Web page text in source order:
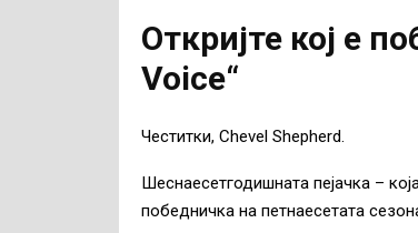
Откријте кој е
Voice“
Честитки, Chevel Shepherd.
Шеснаесетгодишната пејачка –
победничка на петнаесетата